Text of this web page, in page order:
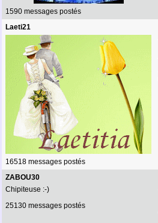
1590 messages postés
Laeti21
16518 messages postés
ZABOU30
Chipiteuse :-)
25130 messages postés